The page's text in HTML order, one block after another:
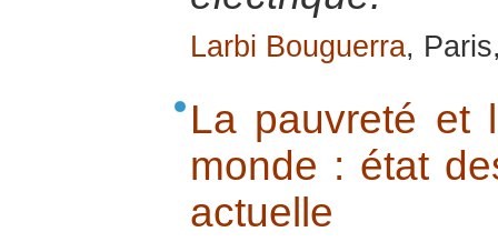
Larbi Bouguerra,
La pauvreté et
monde : état
actuelle